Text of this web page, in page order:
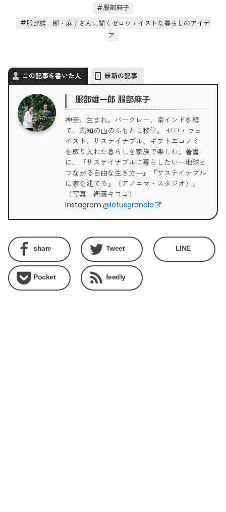
服部麻子
服部雄一郎・麻子さんに聞くゼロウェイストな暮らしのアイデ
ア
この記事を書いた人 最新の記事
服部雄一郎 服部麻子
神奈川生まれ。バークレー、南インドを経
て、高知の山のふもとに移住。 ゼロ・ウェ
イスト、サステイナブル、ギフトエコノミー
を取り入れた暮らしを家族で楽しむ。著書
に、『サステイナブルに暮らしたいー地球と
つながる自由な生き方―』『サステイナブル
に家を建てる』（アノニマ・スタジオ）。
（写真 衛藤キヨコ）
Instagram:@lotusgranola
share Tweet LINE
Pocket feedly